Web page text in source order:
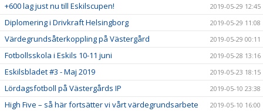
+600 lag just nu till Eskilscupen! 2019-05-29 12:45
Diplomering i Drivkraft Helsingborg 2019-05-29 11:08
Värdegrundsåterkoppling på Västergård 2019-05-29 00:11
Fotbollsskola i Eskils 10-11 juni 2019-05-28 13:16
Eskilsbladet #3 - Maj 2019 2019-05-23 18:15
Lördagsfotboll på Västergårds IP 2019-05-10 23:38
High Five – så här fortsätter vi vårt värdegrundsarbete 2019-05-10 16:00